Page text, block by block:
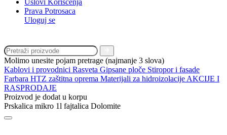
Uslovi Koriscenja
Prava Potrosaca
Uloguj se
Molimo unesite pojam pretrage (najmanje 3 slova)
Kablovi i provodnici Rasveta Gipsane ploče Stiropor i fasade
Farbara HTZ zaštitna oprema Materijali za hidroizolacije AKCIJE I
RASPRODAJE
Proizvod je dodat u korpu
Prskalica mikro 1l fajtalica Dolomite